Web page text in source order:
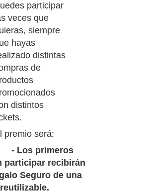
participar
veces que
siempre
hayas
distintas
de
distintos
premio será:
- Los primeros
participar recibirán
Seguro de una